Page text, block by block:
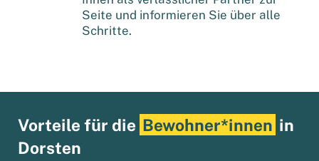
Seite und informieren Sie über alle
Schritte.
Vorteile für die Bewohner*innen in
Dorsten